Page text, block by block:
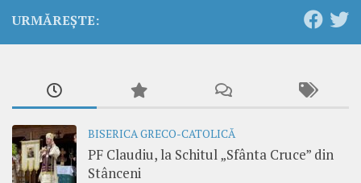
URMĂREȘTE:
BISERICA GRECO-CATOLICĂ
PF Claudiu, la Schitul „Sfânta Cruce” din
Stânceni